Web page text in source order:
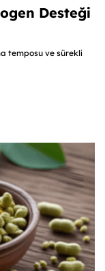
Desteği
temposu ve sürekli